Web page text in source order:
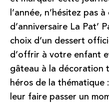
l’année, n’hésitez pas
d’anniversaire La Pat’
choix d’un dessert
d’offrir à votre enfant
gâteau à la décoration
héros de la thématique
leur faire passer un